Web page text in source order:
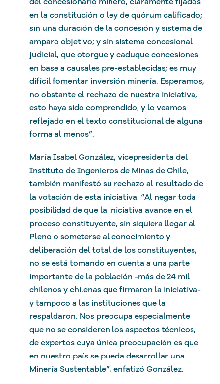
en la constitución o ley de quórum calificado;
sin una duración de la concesión y sistema de
amparo objetivo; y sin sistema concesional
judicial, que otorgue y caduque concesiones
en base a causales pre-establecidas; es muy
difícil fomentar inversión minería. Esperamos,
no obstante el rechazo de nuestra iniciativa,
esto haya sido comprendido, y lo veamos
reflejado en el texto constitucional de alguna
forma al menos”.
María Isabel González, vicepresidenta del
Instituto de Ingenieros de Minas de Chile,
también manifestó su rechazo al resultado de
la votación de esta iniciativa. “Al negar toda
posibilidad de que la iniciativa avance en el
proceso constituyente, sin siquiera llegar al
Pleno o someterse al conocimiento y
deliberación del total de los constituyentes,
no se está tomando en cuenta a una parte
importante de la población -más de 24 mil
chilenos y chilenas que firmaron la iniciativa-
y tampoco a las instituciones que la
respaldaron. Nos preocupa especialmente
que no se consideren los aspectos técnicos,
de expertos cuya única preocupación es que
en nuestro país se pueda desarrollar una
Minería Sustentable”, enfatizó González.